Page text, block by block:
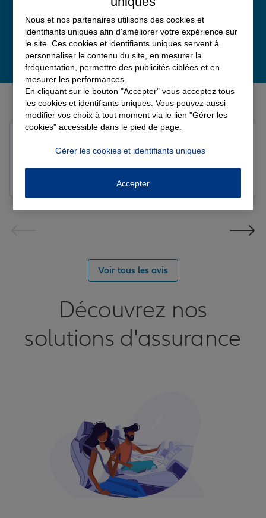
Derniers avis de nos agences Allianz
Le 06/08/2026 - Agence SOURDEVAL
Voir tous les avis
Découvrez nos
solutions d'assurance
Nous et nos partenaires utilisons des cookies et
identifiants uniques afin d'améliorer votre expérience sur
le site. Ces cookies et identifiants uniques servent à
personnaliser le contenu du site, en mesurer la
fréquentation, permettre des publicités ciblées et en
mesurer les performances.
En cliquant sur le bouton "Accepter" vous acceptez tous
les cookies et identifiants uniques. Vous pouvez aussi
modifier vos choix à tout moment via le lien "Gérer les
cookies" accessible dans le pied de page.
Gérer les cookies et identifiants uniques
Accepter